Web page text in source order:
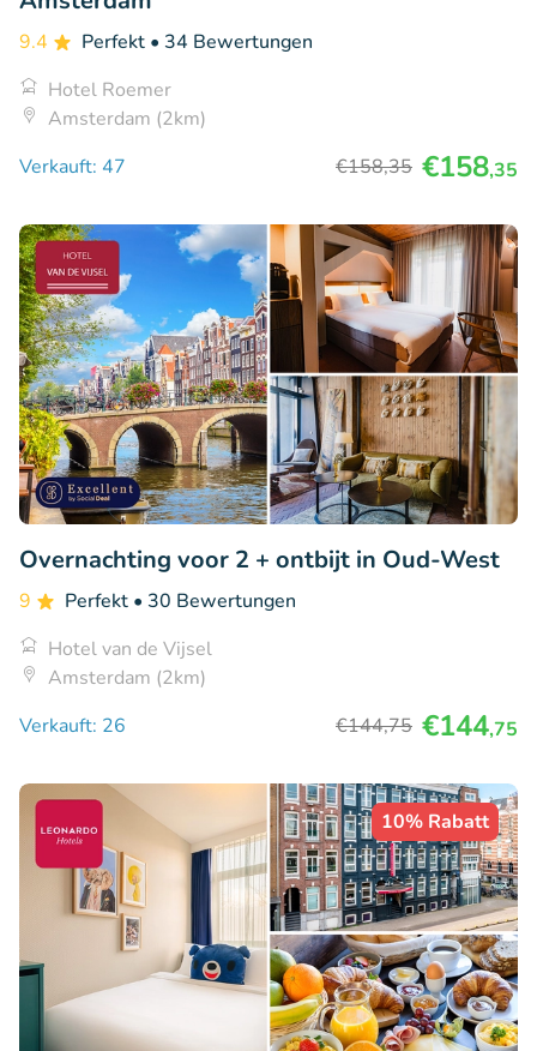
9.4 Perfekt • 34 Bewertungen
Hotel Roemer
Amsterdam (2km)
Verkauft: 47
€158,35 €158,35
Overnachting voor 2 + ontbijt in Oud-West
9 Perfekt • 30 Bewertungen
Hotel van de Vijsel
Amsterdam (2km)
Verkauft: 26
€144,75 €144,75
10% Rabatt